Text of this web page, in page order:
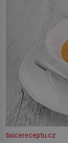
tisicereceptu.cz